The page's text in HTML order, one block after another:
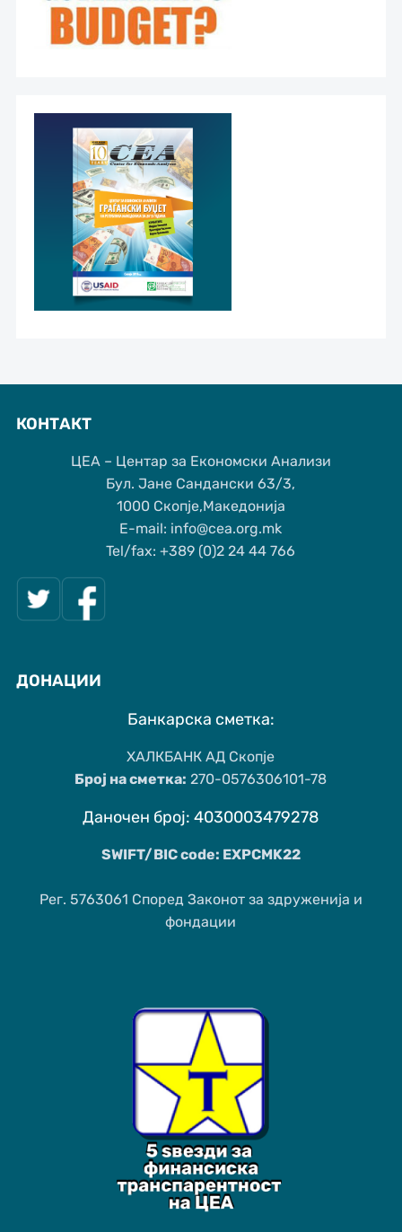
КОНТАКТ
ЦЕА – Центар за Економски Анализи
Бул. Јане Сандански 63/3,
1000 Скопје,Македонија
Е-mail: info@cea.org.mk
Tel/fax: +389 (0)2 24 44 766
ДОНАЦИИ
Банкарска сметка:
ХАЛКБАНК АД Скопје
Број на сметка: 270-0576306101-78
Даночен број: 4030003479278
SWIFT/BIC code: EXPCMK22
Рег. 5763061 Според Законот за здруженија и
фондации